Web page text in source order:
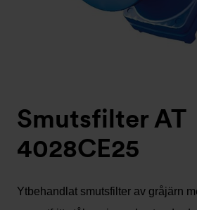
Smutsfilter AT
4028CE25
Ytbehandlat smutsfilter av gråjärn